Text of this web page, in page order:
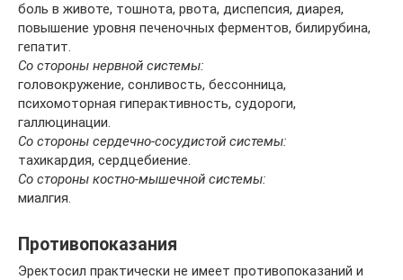
боль в животе, тошнота, рвота, диспепсия, диарея,
повышение уровня печеночных ферментов, билирубина,
гепатит.
Со стороны нервной системы:
головокружение, сонливость, бессонница,
психомоторная гиперактивность, судороги,
галлюцинации.
Со стороны сердечно-сосудистой системы:
тахикардия, сердцебиение.
Со стороны костно-мышечной системы:
миалгия.
Противопоказания
Эректосил практически не имеет противопоказаний и